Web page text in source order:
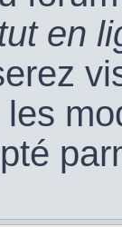
en